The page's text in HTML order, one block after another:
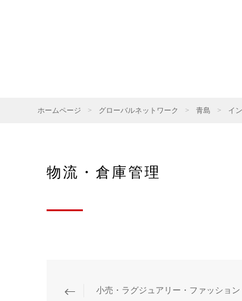
ホームページ > グローバルネットワーク > 青島 > イ
物流・倉庫管理
小売・ラグジュアリー・ファッション